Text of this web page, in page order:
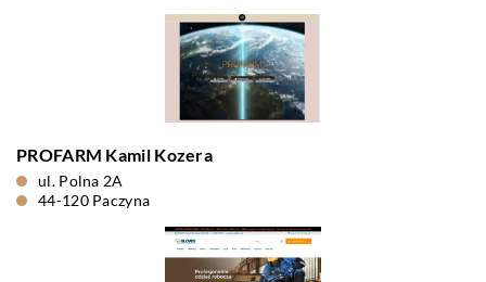
PROFARM Kamil Kozera
ul. Polna 2A
44-120 Paczyna